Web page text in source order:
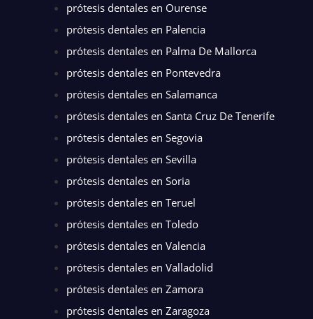
prótesis dentales en Ourense
prótesis dentales en Palencia
prótesis dentales en Palma De Mallorca
prótesis dentales en Pontevedra
prótesis dentales en Salamanca
prótesis dentales en Santa Cruz De Tenerife
prótesis dentales en Segovia
prótesis dentales en Sevilla
prótesis dentales en Soria
prótesis dentales en Teruel
prótesis dentales en Toledo
prótesis dentales en Valencia
prótesis dentales en Valladolid
prótesis dentales en Zamora
prótesis dentales en Zaragoza